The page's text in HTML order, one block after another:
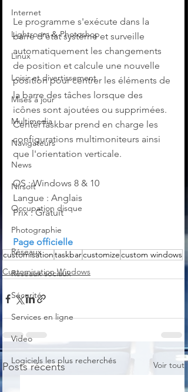
Internet
Lightroom & Photoshop
Linux
Loisir et divertissement
Mises à jour
Multimedia
Navigateurs
News
Nirsoft
Occupation disque
Photographie
Réseaux
Réseaux sociaux
Sécurité
Services en ligne
Video
Logiciels les plus recherchés
Le programme s'exécute dans la
barre d'état système et surveille
automatiquement les changements
de position et calcule une nouvelle
position pour centrer les éléments de
la barre des tâches lorsque des
icônes sont ajoutées ou supprimées.
CenterTaskbar prend en charge les
configurations multimoniteurs ainsi
que l'orientation verticale.
OS : Windows 8 & 10
Langue : Anglais
Prix : Gratuit
Page officielle
customisationtaskbarcustomizecustom windows
Customisation Windows
Posts récents Voir tout